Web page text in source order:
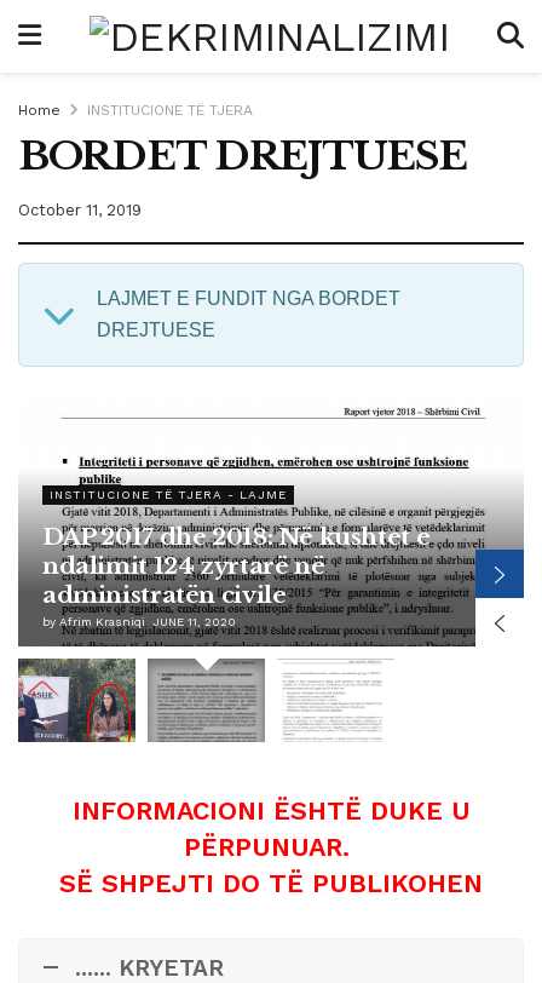
Home INSTITUCIONE TË TJERA
BORDET DREJTUESE
October 11, 2019
LAJMET E FUNDIT NGA BORDET
DREJTUESE
INSTITUCIONE TË TJERA - LAJME
DAP 2017 dhe 2018: Në kushtet e
ndalimit 124 zyrtarë në
administratën civile
by Afrim Krasniqi JUNE 11, 2020
INFORMACIONI ËSHTË DUKE U
PËRPUNUAR.
SË SHPEJTI DO TË PUBLIKOHEN
...... KRYETAR